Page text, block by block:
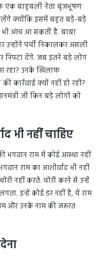
एक बाहुबली नेता बृजभूषण
क्योंकि इसमें बहुत बड़े-बड़े
आंच आ सकती है. बाबा
उन्होंने पर्ची निकालकर असली
निपटा देंगे. जब इतने बड़े लोग
रहा? उनके खिलाफ
कार्रवाई क्यों नहीं हो रही?
जी किन बड़े लोगों को
भी नहीं चाहिए
भगवान राम में कोई आस्था नहीं
राम का आशीर्वाद भी नहीं
नहीं करते. चोरी करने से उन्हें
इन्हें कोई डर नहीं है, ये राम
और उनके नाम की जरूरत